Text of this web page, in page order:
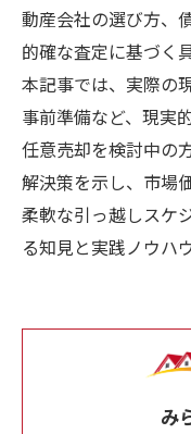
動産会社の選び方、
的確な査定に基づく
本記事では、実際の
事前準備など、現実
任意売却を検討中の
解決策を示し、市場
柔軟な引っ越しスケ
る知見と実践ノウハ
み